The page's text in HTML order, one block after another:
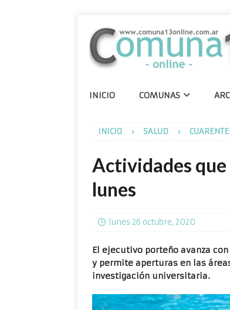
INICIO COMUNAS
INICIO SALUD
Actividades
lunes
lunes 26 octubre, 2020
El ejecutivo porteño avanza
y permite aperturas en las
investigación universitaria.